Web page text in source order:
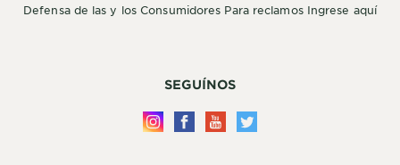
SEGUÍNOS
Defensa de las y los Consumidores Para reclamos Ingrese aquí